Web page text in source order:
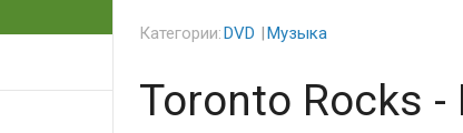
Категории:DVD Музыка
Toronto Rocks -